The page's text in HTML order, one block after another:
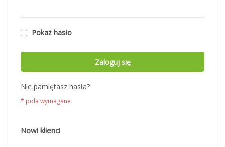
Pokaż hasło
Zaloguj się
Nie pamiętasz hasła?
Nowi klienci